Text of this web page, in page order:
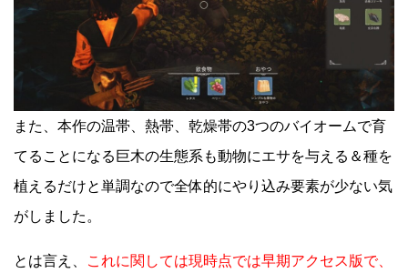
また、本作の温帯、熱帯、乾燥帯の3つのバイオームで育
てることになる巨木の生態系も動物にエサを与える＆種を
植えるだけと単調なので全体的にやり込み要素が少ない気
がしました。
とは言え、
これに関しては現時点では早期アクセス版で、